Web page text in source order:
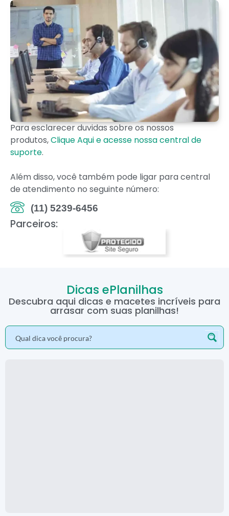
Para esclarecer duvidas sobre os nossos
produtos,Clique Aqui e acesse nossa central de
suporte.
Além disso, você também pode ligar para central
de atendimento no seguinte número:
(11) 5239-6456
Parceiros:
Dicas ePlanilhas
Descubra aqui dicas e macetes incríveis para
arrasar com suas planilhas!